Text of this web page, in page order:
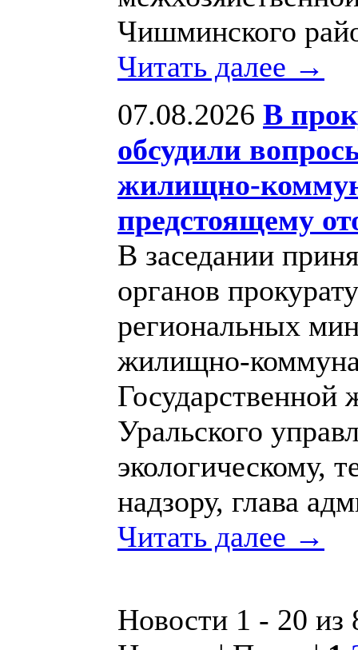
Чишминского
Читать далее →
07.08.2026 В
обсудили
жилищно-
предстоящему
В заседании
органов
региональных
жилищно-
Уральского
экологическому,
надзору, глава
Читать далее →
Новости 1 - 20 из